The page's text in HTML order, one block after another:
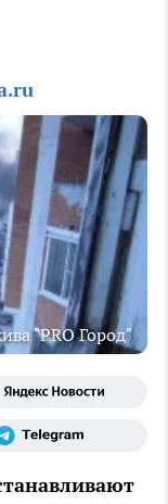
"PRO Город"